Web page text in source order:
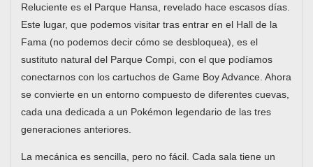
Reluciente es el Parque Hansa, revelado hace escasos días.
Este lugar, que podemos visitar tras entrar en el Hall de la
Fama (no podemos decir cómo se desbloquea), es el
sustituto natural del Parque Compi, con el que podíamos
conectarnos con los cartuchos de Game Boy Advance. Ahora
se convierte en un entorno compuesto de diferentes cuevas,
cada una dedicada a un Pokémon legendario de las tres
generaciones anteriores.
La mecánica es sencilla, pero no fácil. Cada sala tiene un